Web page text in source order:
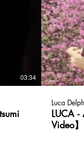
03:34
Luca
LUCA
Video】